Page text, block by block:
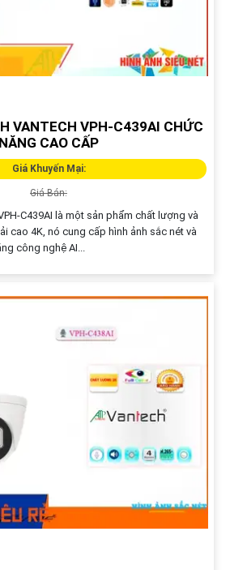
VANTECH VPH-C439AI CHỨC
NĂNG CAO CẤP
Giá Khuyến Mại:
Giá Bán:
C439AI là một sản phẩm chất lượng và
cao 4K, nó cung cấp hình ảnh sắc nét và
công nghệ AI...